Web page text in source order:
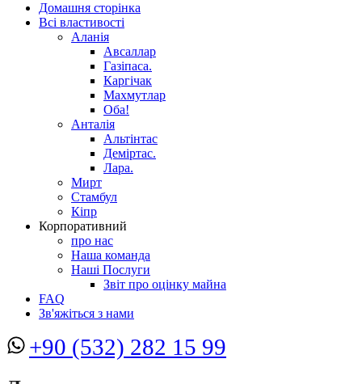
Домашня сторінка
Всі властивості
Аланія
Авсаллар
Газіпаса.
Каргічак
Махмутлар
Оба!
Анталія
Альтінтас
Деміртас.
Лара.
Мирт
Стамбул
Кіпр
Корпоративний
про нас
Наша команда
Наші Послуги
Звіт про оцінку майна
FAQ
Зв'яжіться з нами
+90 (532) 282 15 99